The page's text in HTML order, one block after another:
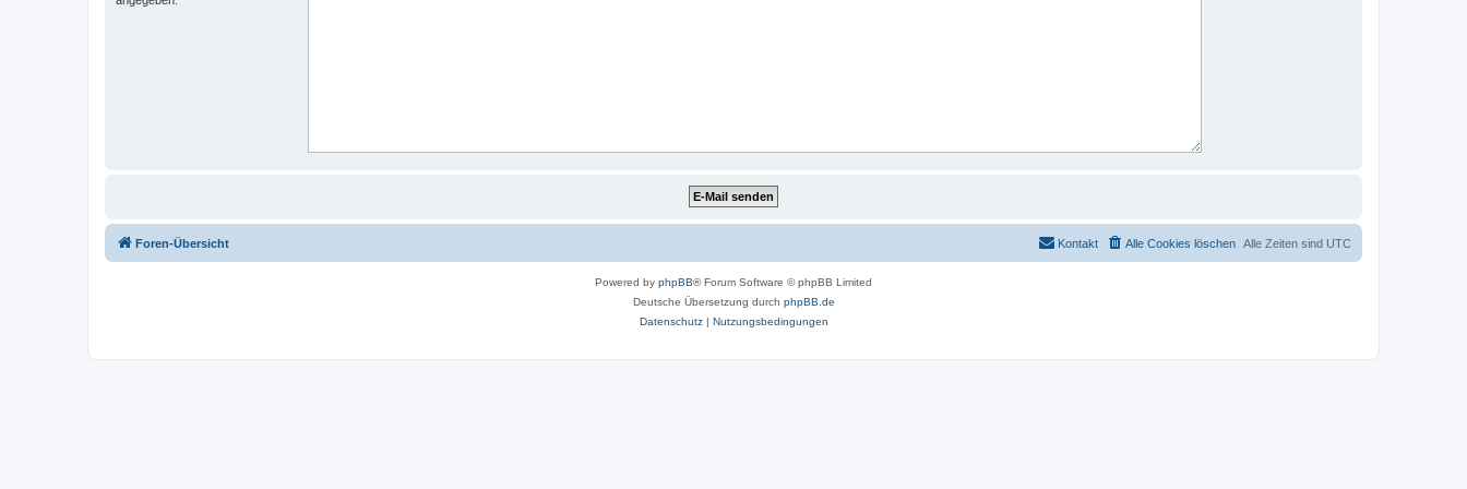
Foren-Übersicht Alle Zeiten sind UTC
Alle Cookies löschen
Kontakt
Powered by phpBB® Forum Software © phpBB Limited
Deutsche Übersetzung durch phpBB.de
Datenschutz| Nutzungsbedingungen